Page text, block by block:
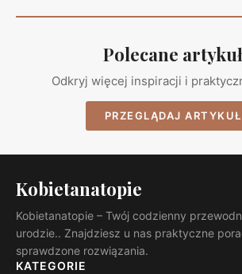
Polecane
Odkryj więcej inspiracji i
PRZEGLĄDAJ
Kobietanatopie
Kobietanatopie – Twój codzienny
urodzie.. Znajdziesz u nas praktyczne
sprawdzone rozwiązania.
KATEGORIE